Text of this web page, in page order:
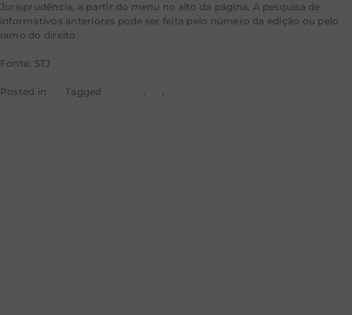
Jurisprudência, a partir do menu no alto da página. A pesquisa de
informativos anteriores pode ser feita pelo número da edição ou pelo
ramo do direito.
Fonte: STJ
Posted in STJTagged , ,